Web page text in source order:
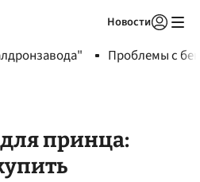
Новости
Проблемы с
принца: